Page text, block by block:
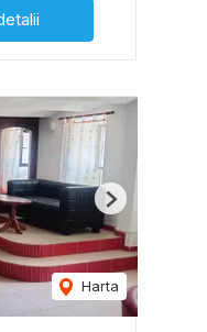
Harta
Next